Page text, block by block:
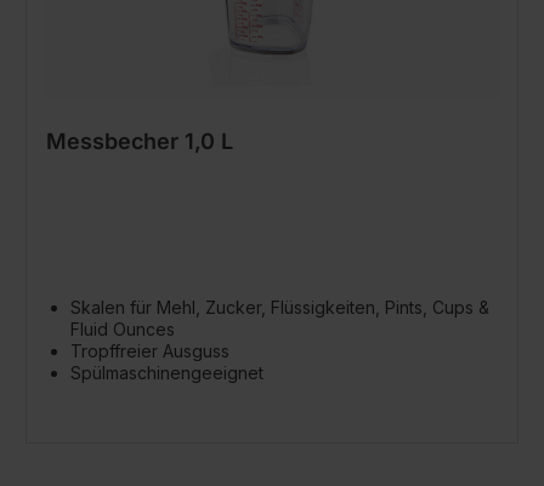
Messbecher 1,0 L
Skalen für Mehl, Zucker, Flüssigkeiten, Pints, Cups &
Fluid Ounces
Tropffreier Ausguss
Spülmaschinengeeignet